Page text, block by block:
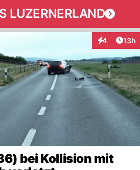
LUZERNERLAND
4
Interaktionen
13h
bei Kollision mit